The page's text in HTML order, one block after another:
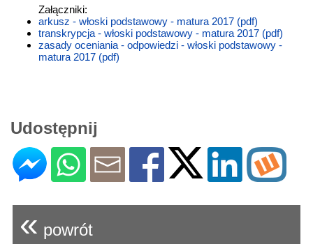
Załączniki:
arkusz - włoski podstawowy - matura 2017 (pdf)
transkrypcja - włoski podstawowy - matura 2017 (pdf)
zasady oceniania - odpowiedzi - włoski podstawowy -
matura 2017 (pdf)
Udostępnij
« powrót